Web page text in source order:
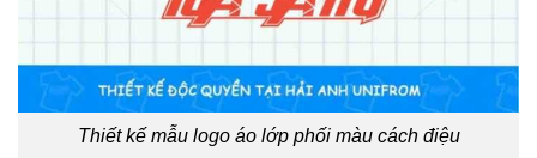
Thiết kế mẫu logo áo lớp phối màu cách điệu